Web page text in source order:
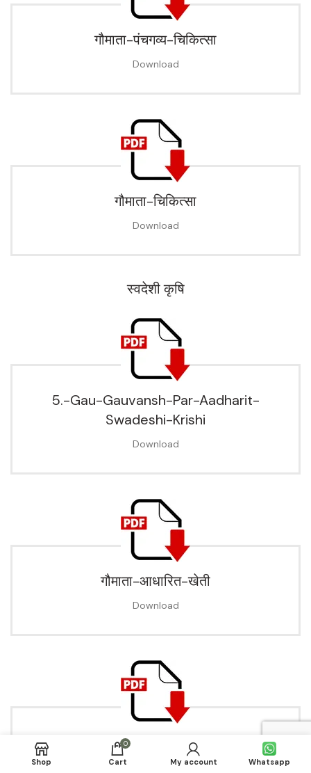
गौमाता-पंचगव्य-चिकित्सा
Download
गौमाता-चिकित्सा
Download
स्वदेशी कृषि
5.-Gau-Gauvansh-Par-Aadharit-
Swadeshi-Krishi
Download
गौमाता-आधारित-खेती
Download
जैविक-खाद-बनाने-की-विधि
Download
Shop
0
Cart My account Whatsapp